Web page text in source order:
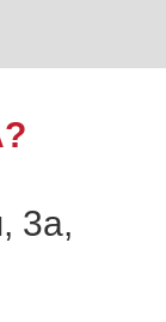
3а,